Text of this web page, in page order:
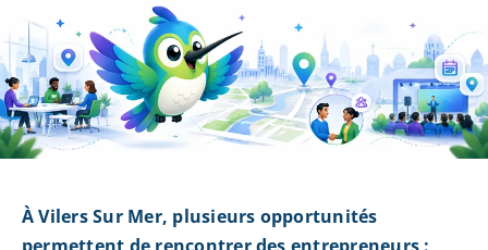
À Vilers Sur Mer, plusieurs opportunités